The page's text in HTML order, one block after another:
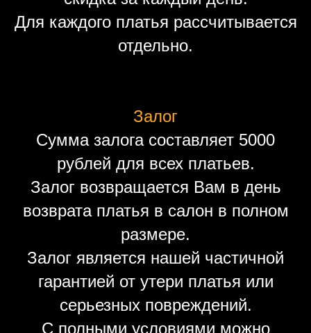
Для каждого платья рассчитывается
отдельно.
Залог
Сумма залога составляет 5000
рублей для всех платьев.
Залог возвращается Вам в день
возврата платья в салон в полном
размере.
Залог является нашей частичной
гарантией от утери платья или
серьезных повреждений.
С полными условиями можно